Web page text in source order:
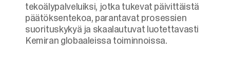
tekoälypalveluiksi, jotka tukevat päivittäistä
päätöksentekoa, parantavat prosessien
suorituskykyä ja skaalautuvat luotettavasti
Kemiran globaaleissa toiminnoissa.